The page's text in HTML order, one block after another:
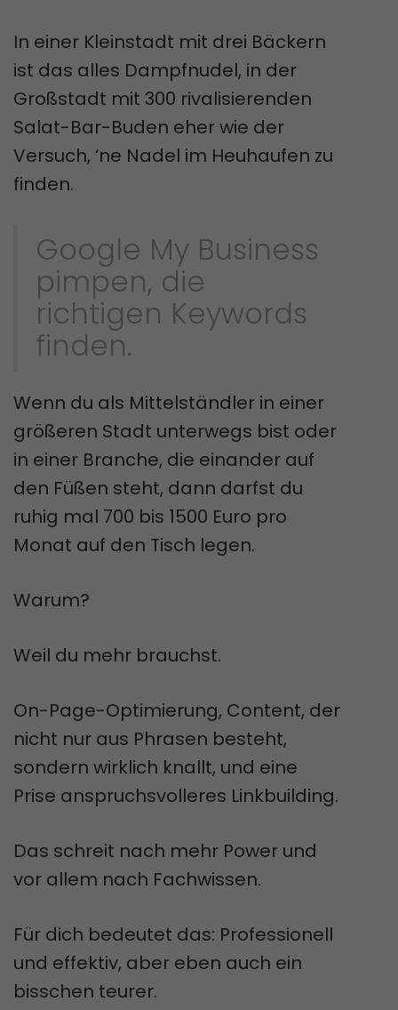
In einer Kleinstadt mit drei Bäckern
ist das alles Dampfnudel, in der
Großstadt mit 300 rivalisierenden
Salat-Bar-Buden eher wie der
Versuch, ‘ne Nadel im Heuhaufen zu
finden.
Google My Business
pimpen, die
richtigen Keywords
finden.
Wenn du als Mittelständler in einer
größeren Stadt unterwegs bist oder
in einer Branche, die einander auf
den Füßen steht, dann darfst du
ruhig mal 700 bis 1500 Euro pro
Monat auf den Tisch legen.
Warum?
Weil du mehr brauchst.
On-Page-Optimierung, Content, der
nicht nur aus Phrasen besteht,
sondern wirklich knallt, und eine
Prise anspruchsvolleres Linkbuilding.
Das schreit nach mehr Power und
vor allem nach Fachwissen.
Für dich bedeutet das: Professionell
und effektiv, aber eben auch ein
bisschen teurer.